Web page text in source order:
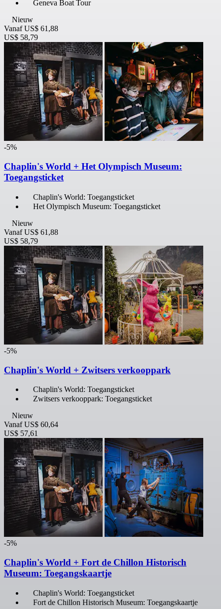
Geneva Boat Tour
Nieuw
Vanaf US$ 61,88
US$ 58,79
-5%
Chaplin's World + Het Olympisch Museum:
Toegangsticket
Chaplin's World: Toegangsticket
Het Olympisch Museum: Toegangsticket
Nieuw
Vanaf US$ 61,88
US$ 58,79
-5%
Chaplin's World + Zwitsers verkooppark
Chaplin's World: Toegangsticket
Zwitsers verkooppark: Toegangsticket
Nieuw
Vanaf US$ 60,64
US$ 57,61
-5%
Chaplin's World + Fort de Chillon Historisch
Museum: Toegangskaartje
Chaplin's World: Toegangsticket
Fort de Chillon Historisch Museum: Toegangskaartje